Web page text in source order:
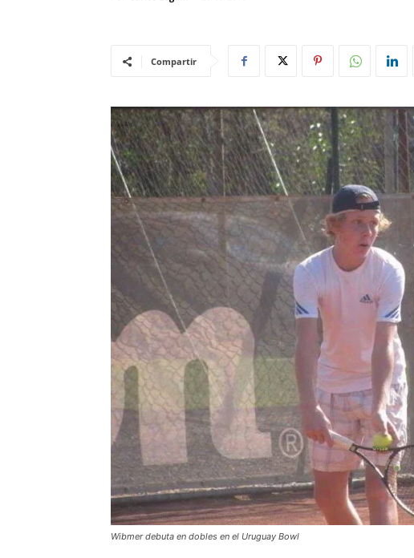
Compartir
Wibmer debuta en dobles en el Uruguay Bowl